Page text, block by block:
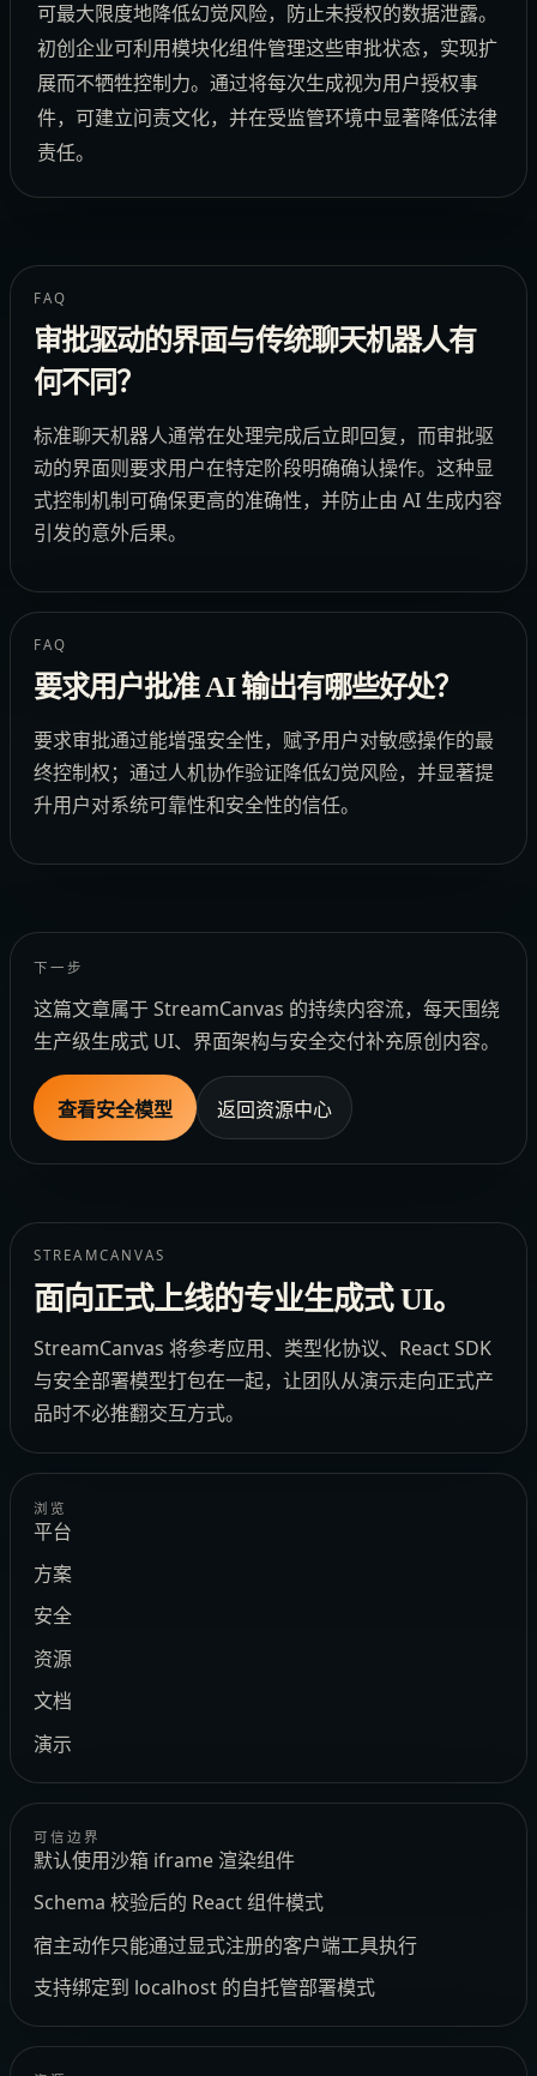
可最大限度地降低幻觉风险，防止未授权的数据泄露。
初创企业可利用模块化组件管理这些审批状态，实现扩
展而不牺牲控制力。通过将每次生成视为用户授权事
件，可建立问责文化，并在受监管环境中显著降低法律
责任。
FAQ
审批驱动的界面与传统聊天机器人有
何不同？
标准聊天机器人通常在处理完成后立即回复，而审批驱
动的界面则要求用户在特定阶段明确确认操作。这种显
式控制机制可确保更高的准确性，并防止由 AI 生成内容
引发的意外后果。
FAQ
要求用户批准 AI 输出有哪些好处？
要求审批通过能增强安全性，赋予用户对敏感操作的最
终控制权；通过人机协作验证降低幻觉风险，并显著提
升用户对系统可靠性和安全性的信任。
下一步
这篇文章属于 StreamCanvas 的持续内容流，每天围绕
生产级生成式 UI、界面架构与安全交付补充原创内容。
查看安全模型 返回资源中心
STREAMCANVAS
面向正式上线的专业生成式 UI。
StreamCanvas 将参考应用、类型化协议、React SDK
与安全部署模型打包在一起，让团队从演示走向正式产
品时不必推翻交互方式。
浏览
平台
方案
安全
资源
文档
演示
可信边界
默认使用沙箱 iframe 渲染组件
Schema 校验后的 React 组件模式
宿主动作只能通过显式注册的客户端工具执行
支持绑定到 localhost 的自托管部署模式